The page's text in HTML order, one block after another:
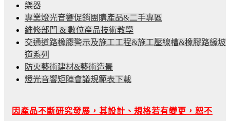
樂器
專業燈光音響促銷團購產品&二手專區
維修部門 & 數位產品技術教學
交通道路橡膠警示及施工工程&施工壓線槽&橡膠路緣坡
道系列
防火藝術建材&藝術造景
燈光音響矩陣會議規範表下載
因產品不斷研究發展，其設計、規格若有變更，恕不